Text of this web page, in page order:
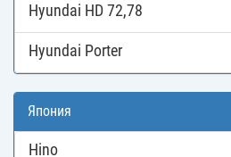
Hyundai HD 72,78
Hyundai Porter
Япония
Hino